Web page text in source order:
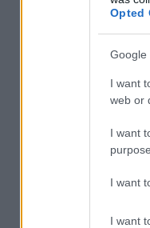
Opted
Google
I want
web or
I want
I want
I want